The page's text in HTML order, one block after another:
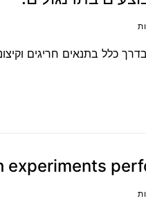
כלל בתנאים חריגים
experiments